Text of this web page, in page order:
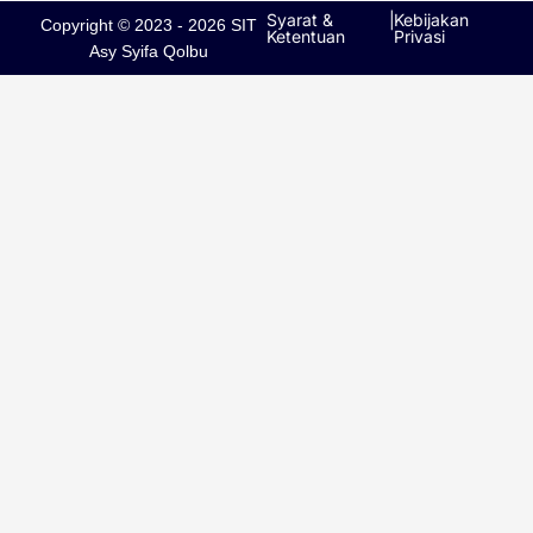
p
a
m
e
u
l
Copyright © 2023 - 2026 SIT
Asy Syifa Qolbu
Syarat &
Ketentuan
|Kebijakan
Privasi